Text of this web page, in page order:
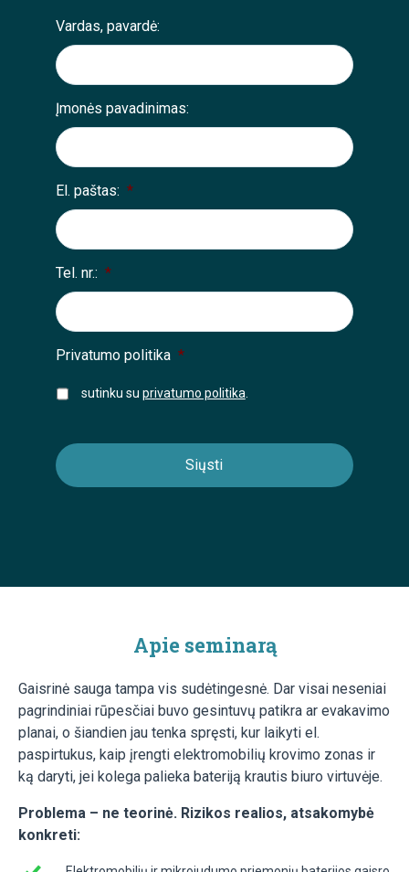
Vardas, pavardė:
Įmonės pavadinimas:
El. paštas: *
Tel. nr.: *
Privatumo politika *
sutinku su privatumo politika
Apie seminarą
Gaisrinė sauga tampa vis sudėtingesnė. Dar visai neseniai
pagrindiniai rūpesčiai buvo gesintuvų patikra ar evakavimo
planai, o šiandien jau tenka spręsti, kur laikyti el.
paspirtukus, kaip įrengti elektromobilių krovimo zonas ir
ką daryti, jei kolega palieka bateriją krautis biuro virtuvėje.
Problema – ne teorinė. Rizikos realios, atsakomybė
konkreti: